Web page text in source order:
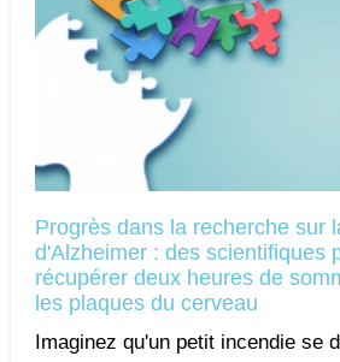
Progrès dans la recherche sur
d'Alzheimer : des scientifiques
récupérer deux heures de
les plaques du cerveau
Imaginez qu'un petit incendie se